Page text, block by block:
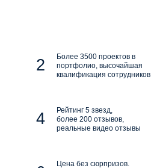
Более 3500 проектов в
портфолио, высочайшая
квалификация сотрудников
Рейтинг 5 звезд,
более 200 отзывов,
реальные видео отзывы
Цена без сюрпризов.